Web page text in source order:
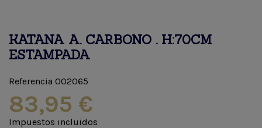
KATANA A. CARBONO . H:70CM
ESTAMPADA
Referencia 002065
83,95 €
Impuestos incluidos